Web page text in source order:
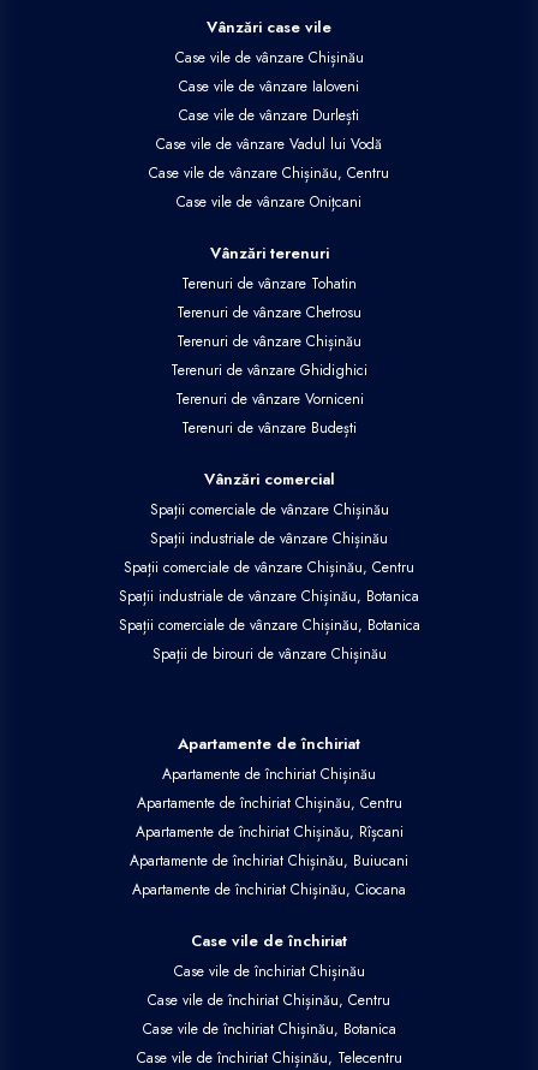
Vânzări case vile
Case vile de vânzare Chișinău
Case vile de vânzare Ialoveni
Case vile de vânzare Durlești
Case vile de vânzare Vadul lui Vodă
Case vile de vânzare Chișinău, Centru
Case vile de vânzare Onițcani
Vânzări terenuri
Terenuri de vânzare Tohatin
Terenuri de vânzare Chetrosu
Terenuri de vânzare Chișinău
Terenuri de vânzare Ghidighici
Terenuri de vânzare Vorniceni
Terenuri de vânzare Budești
Vânzări comercial
Spații comerciale de vânzare Chișinău
Spații industriale de vânzare Chișinău
Spații comerciale de vânzare Chișinău, Centru
Spații industriale de vânzare Chișinău, Botanica
Spații comerciale de vânzare Chișinău, Botanica
Spații de birouri de vânzare Chișinău
Apartamente de închiriat
Apartamente de închiriat Chișinău
Apartamente de închiriat Chișinău, Centru
Apartamente de închiriat Chișinău, Rîșcani
Apartamente de închiriat Chișinău, Buiucani
Apartamente de închiriat Chișinău, Ciocana
Case vile de închiriat
Case vile de închiriat Chișinău
Case vile de închiriat Chișinău, Centru
Case vile de închiriat Chișinău, Botanica
Case vile de închiriat Chișinău, Telecentru